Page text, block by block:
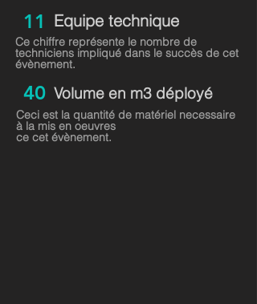
11 Equipe technique
Ce chiffre représente le nombre de
techniciens impliqué dans le succès de cet
évènement.
40 Volume en m3 déployé
Ceci est la quantité de matériel necessaire
à la mis en oeuvres
ce cet évènement.